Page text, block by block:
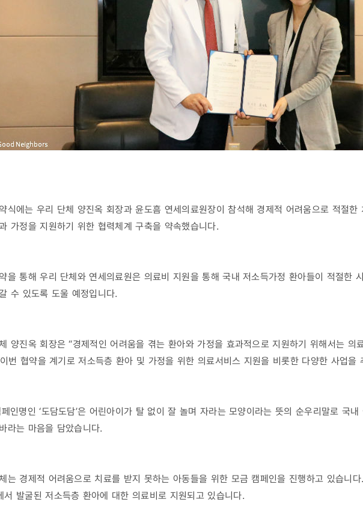
식에는 우리 단체 양진옥 회장과 윤도흠 연세의료원장이 참석해 경제적 어려움으로 적절
가정을 지원하기 위한 협력체계 구축을 약속했습니다.
을 통해 우리 단체와 연세의료원은 의료비 지원을 통해 국내 저소득가정 환아들이 적절한
수 있도록 도울 예정입니다.
양진옥 회장은 “경제적인 어려움을 겪는 환아와 가정을 효과적으로 지원하기 위해서는 의
이번 협약을 계기로 저소득층 환아 및 가정을 위한 의료서비스 지원을 비롯한 다양한 사업을
인명인 ‘도담도담’은 어린아이가 탈 없이 잘 놀며 자라는 모양이라는 뜻의 순우리말로 국
라는 마음을 담았습니다.
는 경제적 어려움으로 치료를 받지 못하는 아동들을 위한 모금 캠페인을 진행하고 있습니
서 발굴된 저소득층 환아에 대한 의료비로 지원되고 있습니다.